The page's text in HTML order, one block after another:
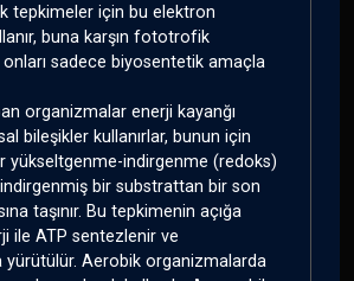
tepkimeler için bu elektron
buna karşın fototrofik
sadece biyosentetik amaçla
organizmalar enerji kayanğı
bileşikler kullanırlar, bunun için
yükseltgenme-indirgenme (redoks)
bir substrattan bir son
taşınır. Bu tepkimenin açığa
ile ATP sentezlenir ve
Aerobik organizmalarda